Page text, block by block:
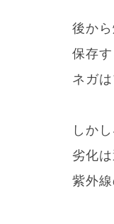
後か
保存
ネガ
しか
劣化
紫外